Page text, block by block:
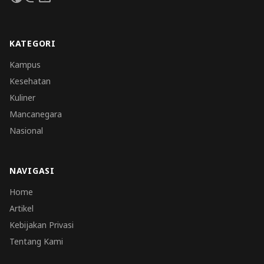
KATEGORI
Kampus
Kesehatan
Kuliner
Mancanegara
Nasional
NAVIGASI
Home
Artikel
Kebijakan Privasi
Tentang Kami